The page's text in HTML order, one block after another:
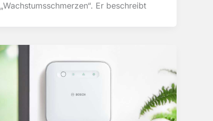
„Wachstumsschmerzen“. Er beschreibt